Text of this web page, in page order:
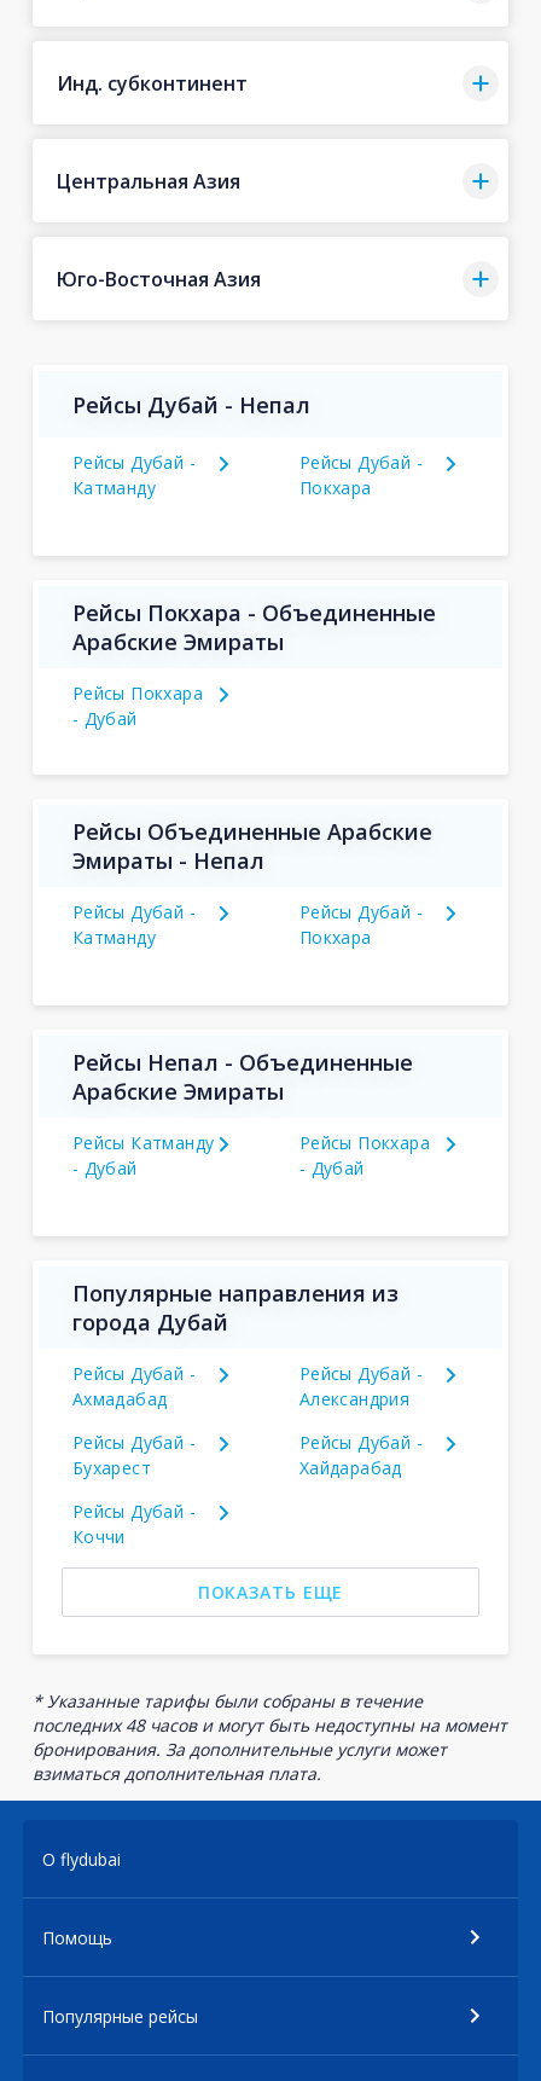
Инд. субконтинент
Центральная Азия
Юго-Восточная Азия
Рейсы Дубай - Непал
Рейсы Дубай -
Катманду
Рейсы Дубай -
Покхара
Рейсы Покхара - Объединенные
Арабские Эмираты
Рейсы Покхара
- Дубай
Рейсы Объединенные Арабские
Эмираты - Непал
Рейсы Дубай -
Катманду
Рейсы Дубай -
Покхара
Рейсы Непал - Объединенные
Арабские Эмираты
Рейсы Катманду
- Дубай
Рейсы Покхара
- Дубай
Популярные направления из
города Дубай
Рейсы Дубай -
Ахмадабад
Рейсы Дубай -
Александрия
Рейсы Дубай -
Бухарест
Рейсы Дубай -
Хайдарабад
Рейсы Дубай -
Коччи
ПОКАЗАТЬ ЕЩЕ
* Указанные тарифы были собраны в течение
последних 48 часов и могут быть недоступны на момент
бронирования. За дополнительные услуги может
взиматься дополнительная плата.
О flydubai
Помощь
Популярные рейсы